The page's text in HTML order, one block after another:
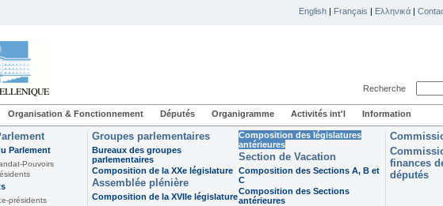
English | Français | Ελληνικά |
Recherche
Organisation & Fonctionnement Députés Organigramme Activités int'l Information
Parlement
Pouvoirs
présidents
Groupes parlementaires
Bureaux des groupes
parlementaires
Composition de la XXe législature
Assemblée plénière
Composition de la XVIIe législature
Composition des législatures
antérieures
Section de Vacation
Composition des Sections A, B et
C
Composition des Sections
antérieures
finances
députés